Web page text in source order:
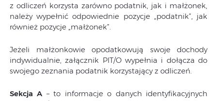
z odliczeń korzysta zarówno podatnik, jak i małżonek,
należy wypełnić odpowiednie pozycje „podatnik”, jak
również pozycje „małżonek”.
Jeżeli małżonkowie opodatkowują swoje dochody
indywidualnie, załącznik PIT/O wypełnia i dołącza do
swojego zeznania podatnik korzystający z odliczeń.
Sekcja A – to informacje o danych identyfikacyjnych